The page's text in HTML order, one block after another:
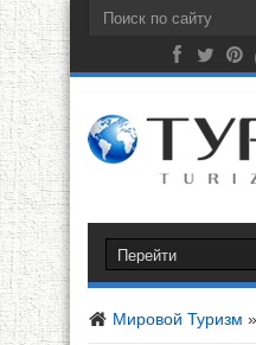
Мировой Туризм »